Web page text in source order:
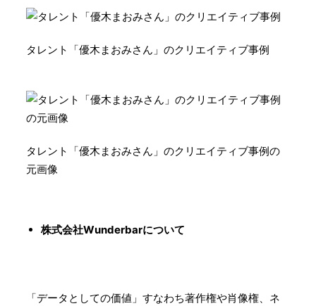
タレント「優木まおみさん」のクリエイティブ事例
タレント「優木まおみさん」のクリエイティブ事例の
元画像
株式会社Wunderbarについて
「データとしての価値」すなわち著作権や肖像権、ネ